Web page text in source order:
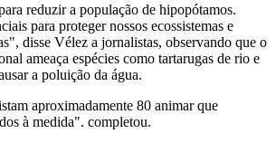
reduzir a população de hipopótamos.
para proteger nossos ecossistemas e
disse Vélez a jornalistas, observando que o
ameaça espécies como tartarugas de rio e
a poluição da água.
aproximadamente 80 animar que
à medida". completou.